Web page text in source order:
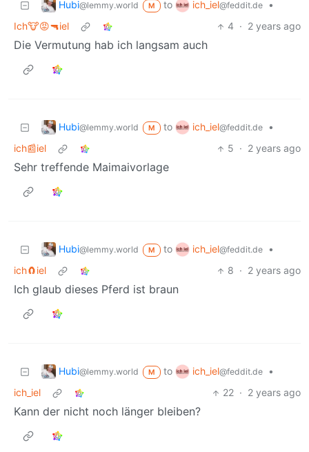
Hubi@lemmy.world M to ich_iel@feddit.de
•
Ich🐮😡🔫iel
4 · 2 years ago
Die Vermutung hab ich langsam auch
Hubi@lemmy.world M to ich_iel@feddit.de
•
ich📰iel
5 · 2 years ago
Sehr treffende Maimaivorlage
Hubi@lemmy.world M to ich_iel@feddit.de
•
ich🧲iel
8 · 2 years ago
Ich glaub dieses Pferd ist braun
Hubi@lemmy.world M to ich_iel@feddit.de
•
ich_iel
22 · 2 years ago
Kann der nicht noch länger bleiben?